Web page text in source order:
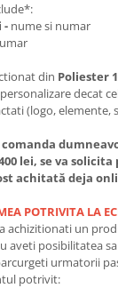
- nume si numar
din Poliester
decat
(logo, elemente,
lei, se va
achitată deja
POTRIVITA LA
achizitionati un
aveti posibilitatea
urmatorii
potrivit: